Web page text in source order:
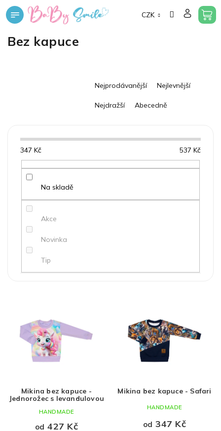
Přejít
na
CZK
Bez kapuce
Ř
a
z
í
o
k
Nejprodávanější Nejlevnější
Nejdražší Abecedně
347 Kč 537 Kč
Na skladě
Akce
Novinka
Tip
Černá
Růžová
Hnědá
Uni
74
80
92
u
k
Mikina bez kapuce -
Jednorožec s levandulovou
od 427 Kč
HANDMADE
Mikina bez kapuce - Safari
od 347 Kč
HANDMADE